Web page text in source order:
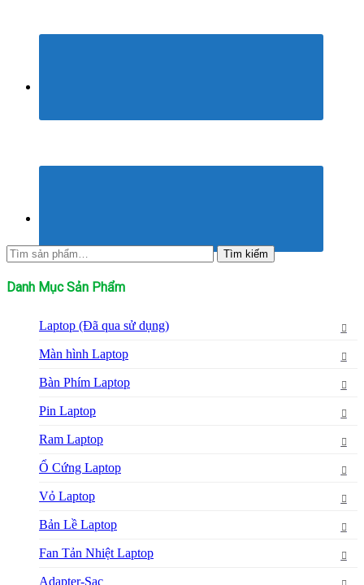
Tìm
kiếm:
Tìm kiếm
Danh Mục Sản Phẩm
Laptop (Đã qua sử dụng)
Màn hình Laptop
Bàn Phím Laptop
Pin Laptop
Ram Laptop
Ổ Cứng Laptop
Vỏ Laptop
Bản Lề Laptop
Fan Tản Nhiệt Laptop
Adapter-Sạc